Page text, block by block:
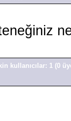
kullanıcılar: 1 (0